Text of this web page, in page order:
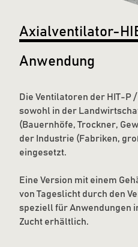
Axialventilator-
Anwendung
Die Ventilatoren der HIT-P
sowohl in der
(Bauernhöfe, Trockner,
der Industrie (Fabriken,
eingesetzt.
Eine Version mit einem
von Tageslicht durch den
speziell für Anwendungen
Zucht erhältlich.